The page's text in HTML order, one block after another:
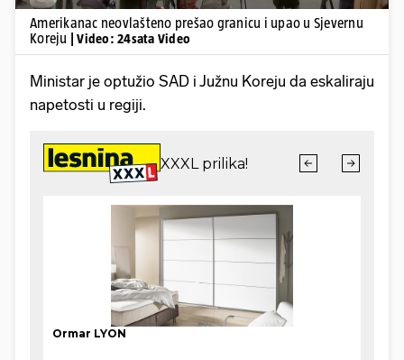
Amerikanac neovlašteno prešao granicu i upao u Sjevernu
Koreju
| Video: 24sata Video
Ministar je optužio SAD i Južnu Koreju da eskaliraju
napetosti u regiji.